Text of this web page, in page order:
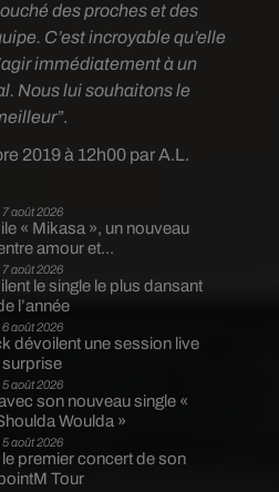
2019 à 12h00 par A.L.
des proches et des
C’est incroyable qu’elle
immédiatement à un
Nous lui souhaitons le
.
7 août 2026
« Mikasa », un nouveau
amour et...
7 août 2026
le single le plus dansant
l’année
6 août 2026
dévoilent une session live
surprise
5 août 2026
son nouveau single «
Woulda »
5 août 2026
premier concert de son
Tour